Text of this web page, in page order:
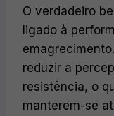
O verdadeiro
ligado à
reduzir a
resistência, o
manterem-se